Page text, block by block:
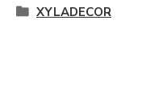
XYLADECOR